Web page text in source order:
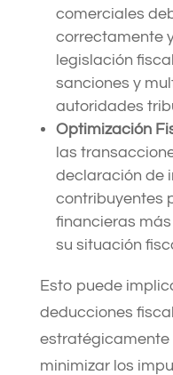
comerciales
correctamente
legislación
sanciones y
autoridades
Optimización
las
declaración de
contribuyentes
financieras
su situación
Esto puede
deducciones
estratégicamente
minimizar los